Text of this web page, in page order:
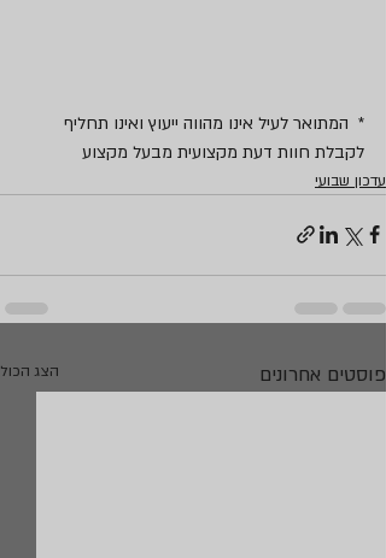
*  המתואר לעיל אינו מהווה ייעוץ ואינו תחליף
לקבלת חוות דעת מקצועית מבעל מקצוע
עדכון שבועי
פוסטים אחרונים הצג הכול